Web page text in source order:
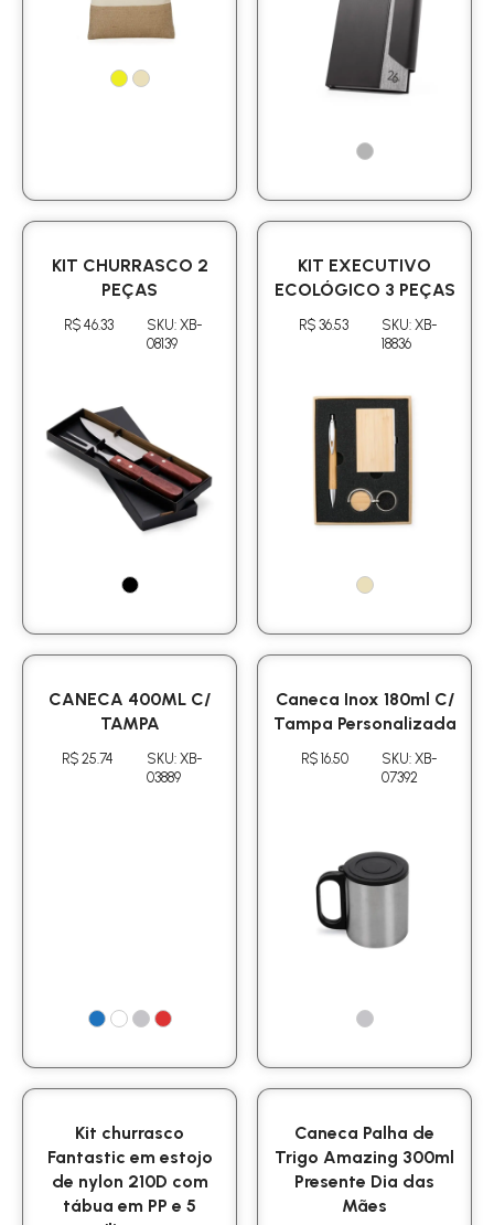
KIT CHURRASCO 2
PEÇAS
R$ 46.33
SKU: XB-
08139
KIT EXECUTIVO
ECOLÓGICO 3 PEÇAS
R$ 36.53
SKU: XB-
18836
CANECA 400ML C/
TAMPA
R$ 25.74
SKU: XB-
03889
Caneca Inox 180ml C/
Tampa Personalizada
R$ 16.50
SKU: XB-
07392
Kit churrasco
Fantastic em estojo
de nylon 210D com
tábua em PP e 5
Caneca Palha de
Trigo Amazing 300ml
Presente Dia das
Mães